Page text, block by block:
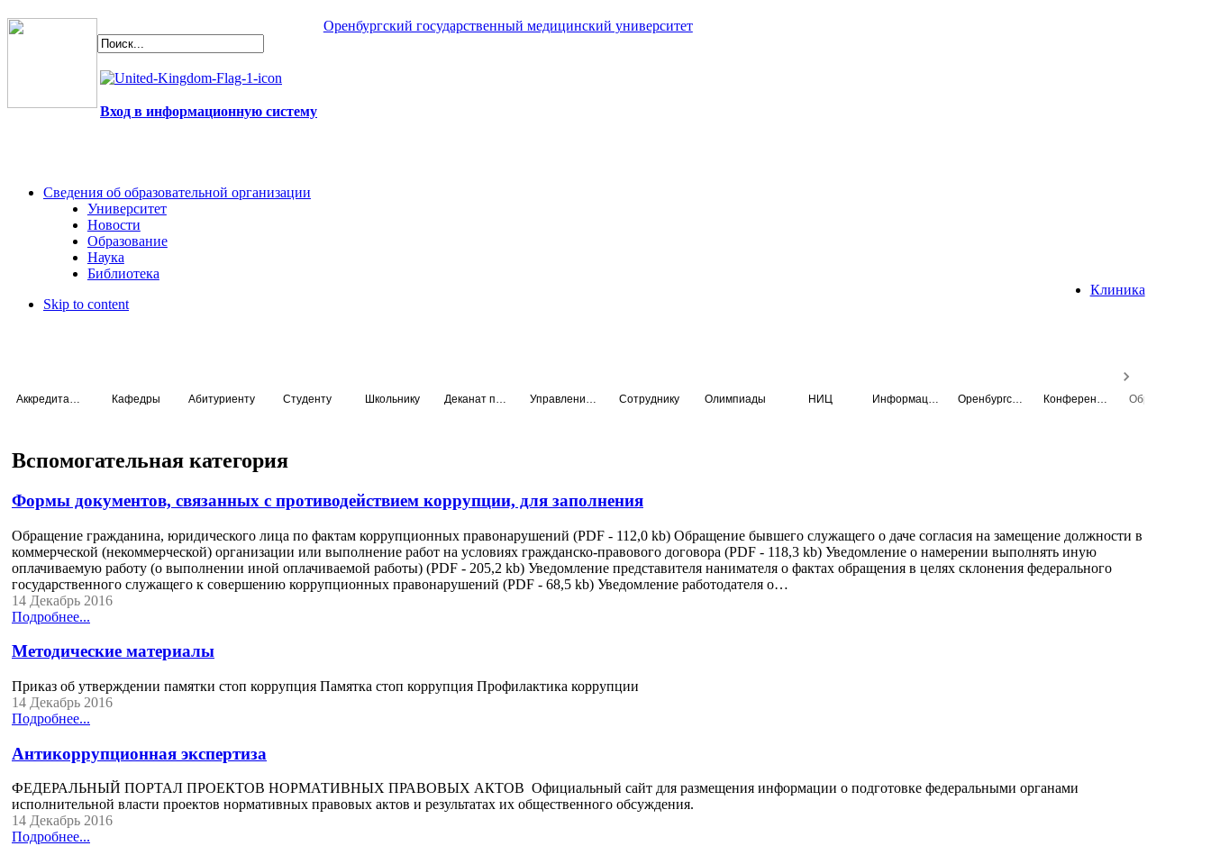
Оренбургский государственный медицинский университет
Вход в информационную систему
Сведения об образовательной организации
Университет
Новости
Образование
Наука
Библиотека
Клиника
Skip to content
Кафедры Абитуриенту Студенту Школьнику Сотруднику Олимпиады НИЦ
Вспомогательная категория
Формы документов, связанных с противодействием коррупции, для заполнения
Обращение гражданина, юридического лица по фактам коррупционных правонарушений (PDF - 112,0 kb) Обращение бывшего служащего о даче согласия на замещение должности в
коммерческой (некоммерческой) организации или выполнение работ на условиях гражданско-правового договора (PDF - 118,3 kb) Уведомление о намерении выполнять иную
оплачиваемую работу (о выполнении иной оплачиваемой работы) (PDF - 205,2 kb) Уведомление представителя нанимателя о фактах обращения в целях склонения федерального
государственного служащего к совершению коррупционных правонарушений (PDF - 68,5 kb) Уведомление работодателя о…
14 Декабрь 2016
Подробнее...
Методические материалы
Приказ об утверждении памятки стоп коррупция Памятка стоп коррупция Профилактика коррупции
14 Декабрь 2016
Подробнее...
Антикоррупционная экспертиза
ФЕДЕРАЛЬНЫЙ ПОРТАЛ ПРОЕКТОВ НОРМАТИВНЫХ ПРАВОВЫХ АКТОВ Официальный сайт для размещения информации о подготовке федеральными органами
исполнительной власти проектов нормативных правовых актов и результатах их общественного обсуждения.
14 Декабрь 2016
Подробнее...